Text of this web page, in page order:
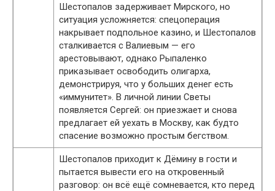
Шестопалов задерживает Мирского, но
ситуация усложняется: спецоперация
накрывает подпольное казино, и Шестопалов
сталкивается с Валиевым — его
арестовывают, однако Рыпаленко
приказывает освободить олигарха,
демонстрируя, что у больших денег есть
«иммунитет». В личной линии Светы
появляется Сергей: он приезжает и снова
предлагает ей уехать в Москву, как будто
спасение возможно простым бегством.
Шестопалов приходит к Дёмину в гости и
пытается вывести его на откровенный
разговор: он всё ещё сомневается, кто перед